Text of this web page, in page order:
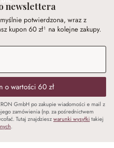
newslettera
potwierdzona, wraz z
kupon 60 zł¹ na kolejne zakupy.
o wartości 60 zł
GmbH po zakupie wiadomości e mail z
zamówienia (np. za pośrednictwem
Tutaj znajdzieszwarunki wysyłki takiej
.